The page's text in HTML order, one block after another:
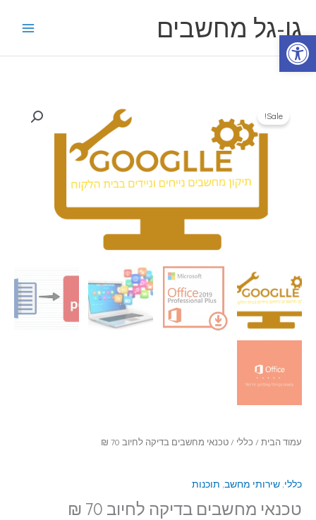
פתח סרגל נגישות
לתוכןגו-גל מחשבים
Sale!
עמוד הבית / כללי / טכנאי מחשבים בדיקה לחיוב 70 ₪
כללי, שירותי מחשב, תוכנות
טכנאי מחשבים בדיקה לחיוב 70 ₪